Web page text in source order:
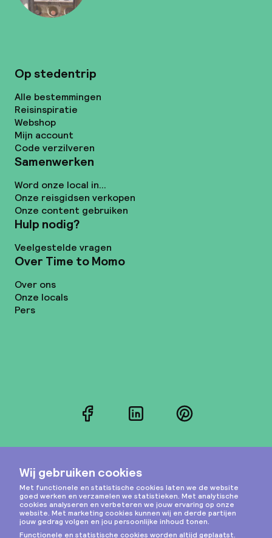
Op stedentrip
Alle bestemmingen
Reisinspiratie
Webshop
Mijn account
Code verzilveren
Samenwerken
Word onze local in...
Onze reisgidsen verkopen
Onze content gebruiken
Hulp nodig?
Veelgestelde vragen
Over Time to Momo
Over ons
Onze locals
Pers
FacebookLinkedInPinterest
Instagram